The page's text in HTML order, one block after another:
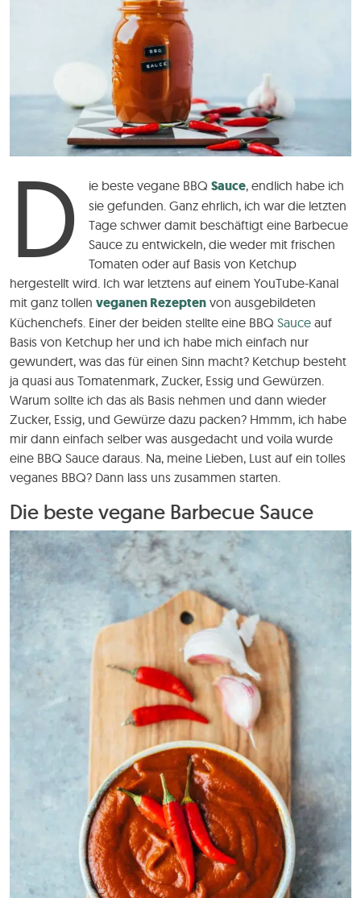
D ie beste vegane BBQSauce, endlich habe ich
sie gefunden. Ganz ehrlich, ich war die letzten
Tage schwer damit beschäftigt eine Barbecue
Sauce zu entwickeln, die weder mit frischen
Tomaten oder auf Basis von Ketchup
hergestellt wird. Ich war letztens auf einem YouTube-Kanal
mit ganz tollen veganen Rezepten von ausgebildeten
Küchenchefs. Einer der beiden stellte eine BBQ Sauce auf
Basis von Ketchup her und ich habe mich einfach nur
gewundert, was das für einen Sinn macht? Ketchup besteht
ja quasi aus Tomatenmark, Zucker, Essig und Gewürzen.
Warum sollte ich das als Basis nehmen und dann wieder
Zucker, Essig, und Gewürze dazu packen? Hmmm, ich habe
mir dann einfach selber was ausgedacht und voila wurde
eine BBQ Sauce daraus. Na, meine Lieben, Lust auf ein tolles
veganes BBQ? Dann lass uns zusammen starten.
Die beste vegane Barbecue Sauce